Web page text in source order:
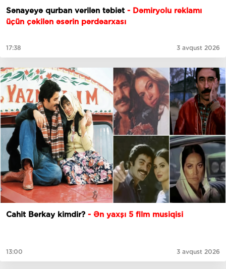
Sənayeyə qurban verilən təbiət - Dəmiryolu reklamı
üçün çəkilən əsərin pərdəarxası
17:38 3 avqust 2026
Cahit Berkay kimdir? - Ən yaxşı 5 film musiqisi
13:00 3 avqust 2026